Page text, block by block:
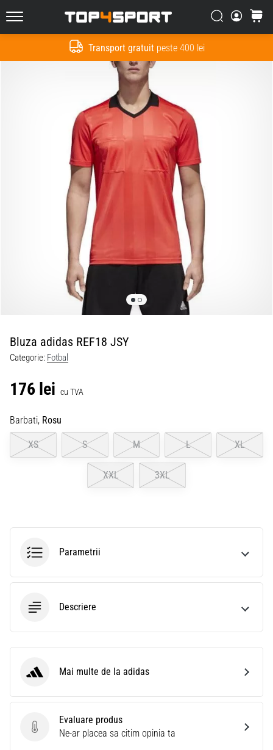
Transport gratuitpeste 400 lei
Top4Sport.ro Căutare
Cos
Bluza adidas REF18 JSY
Categorie: Fotbal
176 lei cu TVA
Barbati, Rosu
XS S M L XL
XXL 3XL
Parametrii
Descriere
Evaluare produs
Evaluare produs
Ne-ar placea sa citim opinia ta
adidas Mai multe de la adidas